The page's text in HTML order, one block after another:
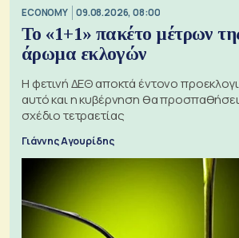
ECONOMY 09.08.2026, 08:00
Το «1+1» πακέτο μέτρων
άρωμα εκλογών
Η φετινή ΔΕΘ αποκτά έντονο
αυτό και η κυβέρνηση θα προσπαθήσει
σχέδιο τετραετίας
Γιάννης Αγουρίδης